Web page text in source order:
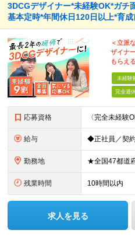
3DCGデザイナー*未経験OK*ガチ
基本定時*年間休日120日以上*育成
＜立派
ザイナ
もらえ
未経験
完全週
応募資格
給与
勤務地
残業時間 10時間以内
求人を見る